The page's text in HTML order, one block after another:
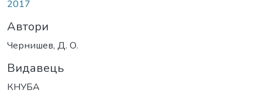
2017
Автори
Чернишев, Д. О.
Видавець
КНУБА